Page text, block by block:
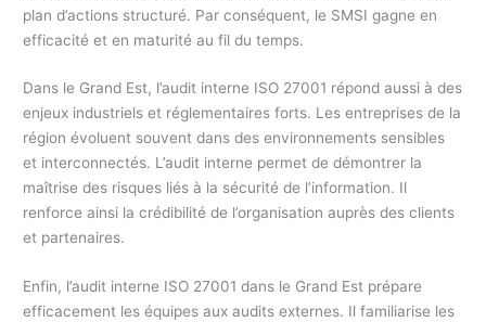
plan d’actions structuré. Par conséquent, le SMSI gagne en
efficacité et en maturité au fil du temps.
Dans le Grand Est, l’audit interne ISO 27001 répond aussi à des
enjeux industriels et réglementaires forts. Les entreprises de la
région évoluent souvent dans des environnements sensibles
et interconnectés. L’audit interne permet de démontrer la
maîtrise des risques liés à la sécurité de l’information. Il
renforce ainsi la crédibilité de l’organisation auprès des clients
et partenaires.
Enfin, l’audit interne ISO 27001 dans le Grand Est prépare
efficacement les équipes aux audits externes. Il familiarise les